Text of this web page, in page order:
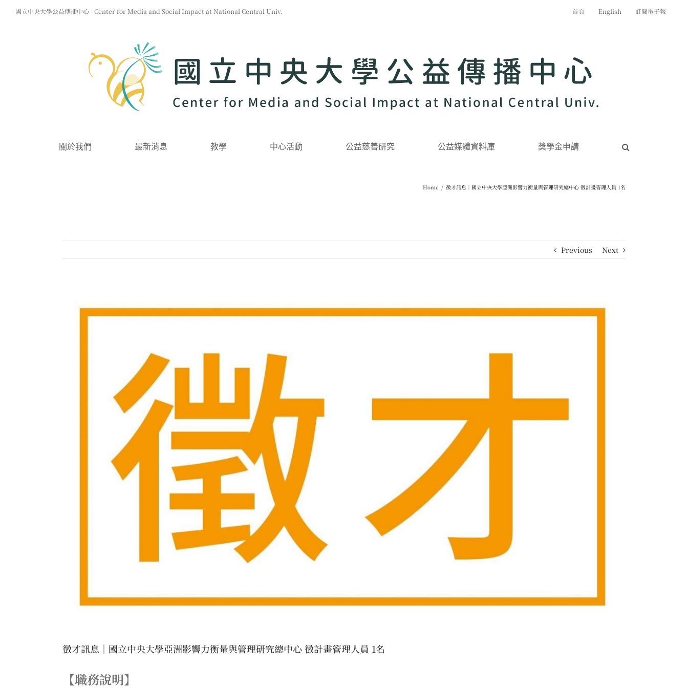
國立中央大學公益傳播中心 - Center for Media and Social Impact at National Central Univ. 首頁 English 訂閱電子報
關於我們 最新消息 教學 中心活動 公益慈善研究 公益媒體資料庫 獎學金申請
Home / 徵才訊息｜國立中央大學亞洲影響力衡量與管理研究總中心 徵計畫管理人員 1名
Previous Next
Larger
徵才訊息｜國立中央大學亞洲影響力衡量與管理研究總中心 徵計畫管理人員 1名
【職務說明】